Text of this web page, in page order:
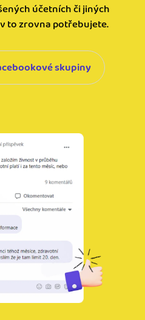
účetních či jiných
to zrovna potřebujete.
skupiny